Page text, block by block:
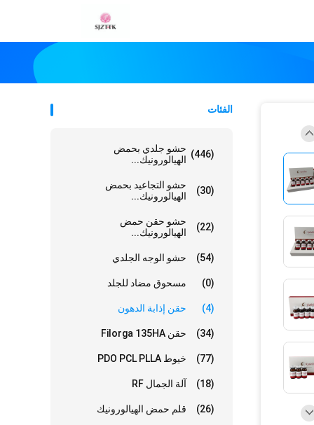
الفئات
حشو جلدي بحمض
الهيالورونيك...
(446)
حشو التجاعيد بحمض
الهيالورونيك...
(30)
حشو حقن حمض
الهيالورونيك...
(22)
حشو الوجه الجلدي (54)
مسحوق مضاد للجلد (0)
حقن إذابة الدهون (4)
حقن Filorga 135HA (34)
خيوط PDO PCL PLLA (77)
آلة الجمال RF (18)
قلم حمض الهيالورونيك (26)